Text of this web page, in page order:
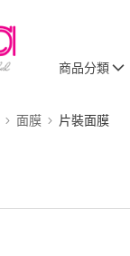
商品分類
面膜 片裝面膜